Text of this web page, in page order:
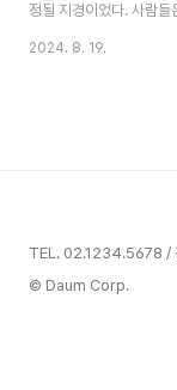
정될 지경이었다. 사람
도 받으려 가까이 붙거나
면 아무것도 아닐 것이
2024. 8. 19.
TEL. 02.1234.5678 /
© Daum Corp.